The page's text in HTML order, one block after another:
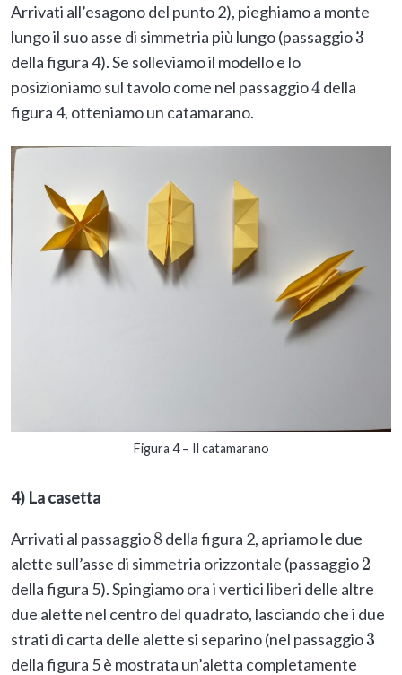
Arrivati all’esagono del punto 2), pieghiamo a monte
lungo il suo asse di simmetria più lungo (passaggio3
della figura 4). Se solleviamo il modello e lo
posizioniamo sul tavolo come nel passaggio4della
figura 4, otteniamo un catamarano.
Figura 4 – Il catamarano
4) La casetta
Arrivati al passaggio8 della figura 2, apriamo le due
alette sull’asse di simmetria orizzontale (passaggio2
della figura 5). Spingiamo ora i vertici liberi delle altre
due alette nel centro del quadrato, lasciando che i due
strati di carta delle alette si separino (nel passaggio3
della figura 5 è mostrata un’aletta completamente